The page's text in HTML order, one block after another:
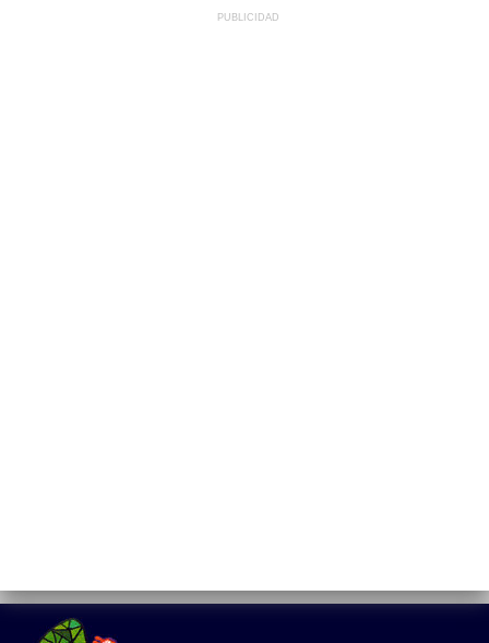
PUBLICIDAD